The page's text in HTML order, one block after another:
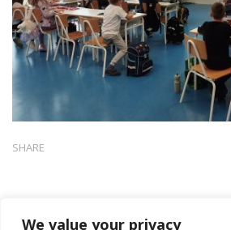
We value your privacy
SHARE